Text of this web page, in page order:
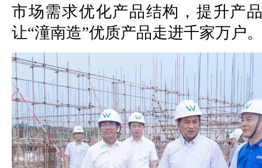
市场需求优化产品结构，提升产
让“潼南造”优质产品走进千家万户。